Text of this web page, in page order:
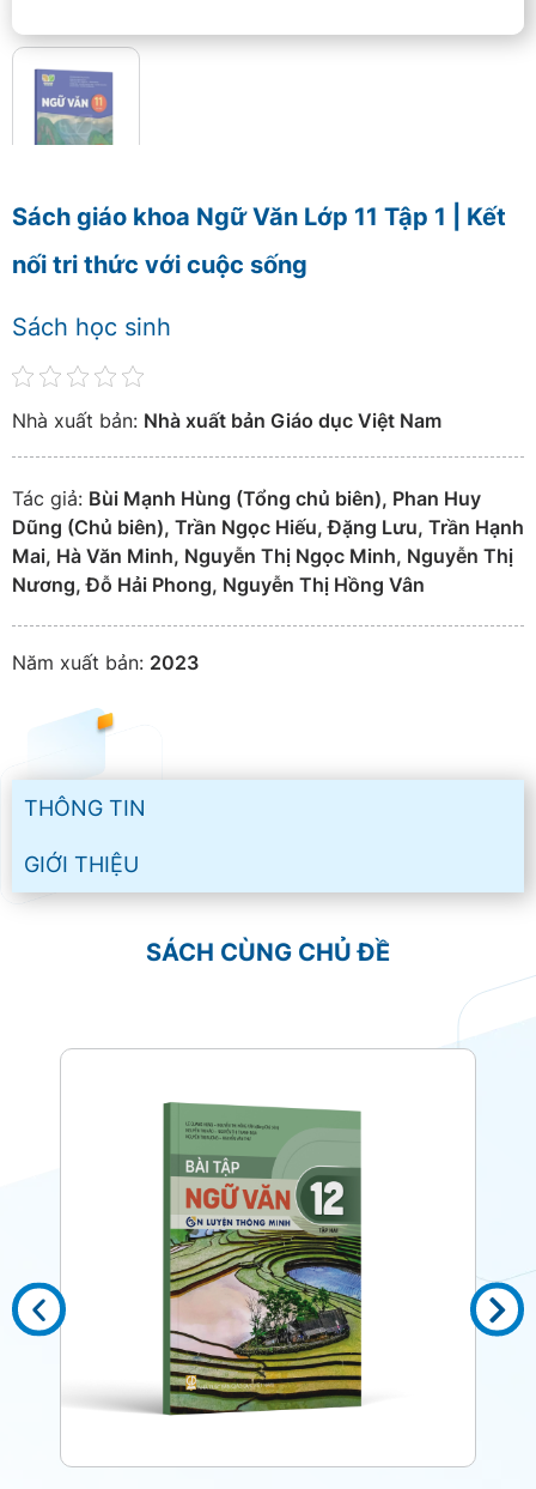
Sách giáo khoa Ngữ Văn Lớp 11 Tập 1 | Kết
nối tri thức với cuộc sống
Sách học sinh
Nhà xuất bản: Nhà xuất bản Giáo dục Việt Nam
Tác giả: Bùi Mạnh Hùng (Tổng chủ biên), Phan Huy
Dũng (Chủ biên), Trần Ngọc Hiếu, Đặng Lưu, Trần Hạnh
Mai, Hà Văn Minh, Nguyễn Thị Ngọc Minh, Nguyễn Thị
Nương, Đỗ Hải Phong, Nguyễn Thị Hồng Vân
Năm xuất bản: 2023
THÔNG TIN
GIỚI THIỆU
SÁCH CÙNG CHỦ ĐỀ